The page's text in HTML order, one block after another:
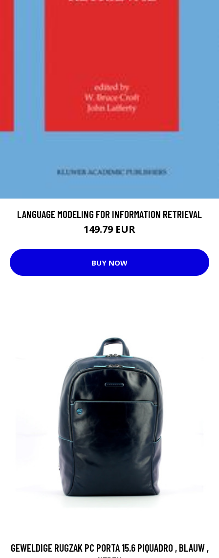
LANGUAGE MODELING FOR INFORMATION RETRIEVAL
149.79 EUR
BUY NOW
GEWELDIGE RUGZAK PC PORTA 15.6 PIQUADRO , BLAUW ,